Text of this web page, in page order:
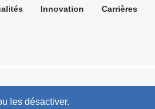
les désactiver.
Innovation Carrières